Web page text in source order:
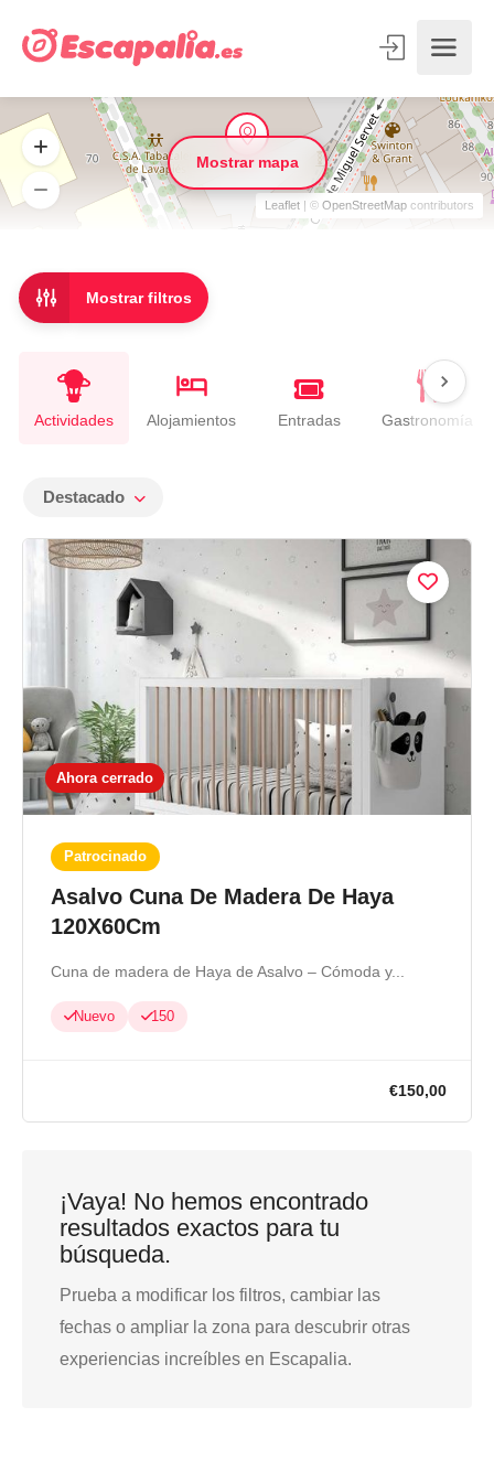
Mostrar filtros
Actividades Alojamientos Entradas Gastronomía
Destacado
Ahora cerrado
Patrocinado
Asalvo Cuna De Madera De Haya
120X60Cm
Cuna de madera de Haya de Asalvo – Cómoda y...
Nuevo 150
¡Vaya! No hemos encontrado
resultados exactos para tu
búsqueda.
Prueba a modificar los filtros, cambiar las
fechas o ampliar la zona para descubrir otras
experiencias increíbles en Escapalia.
Leaflet | © OpenStreetMap contributors
Mostrar mapa